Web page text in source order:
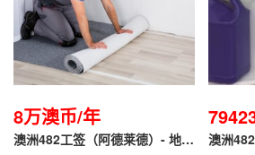
8万澳币/年
澳洲482工签（阿德莱德）- 地毯
澳洲